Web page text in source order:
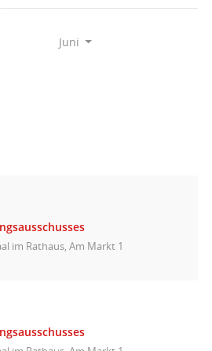
Juni
im Rathaus, Am Markt 1